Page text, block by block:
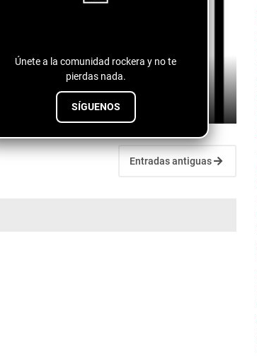
Únete a la comunidad rockera y no te
pierdas nada.
SÍGUENOS
Logan Lynn - The Cocaine Scene
July 10, 2026
Entradas antiguas